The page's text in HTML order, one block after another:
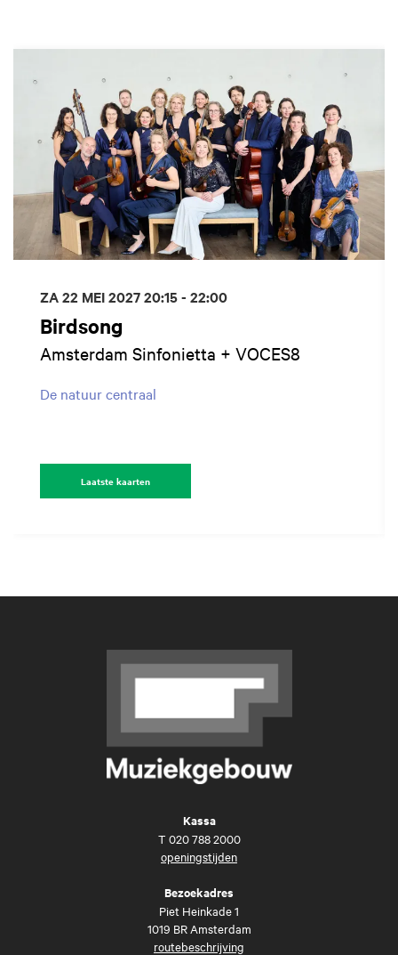
Birdsong
Amsterdam Sinfonietta + VOCES8
De natuur centraal
ZA 22 MEI 202720:15 - 22:00
Laatste kaarten
Kassa
T 020 788 2000
openingstijden
Bezoekadres
Piet Heinkade 1
1019 BR Amsterdam
routebeschrijving